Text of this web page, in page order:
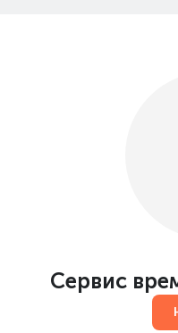
Сервис